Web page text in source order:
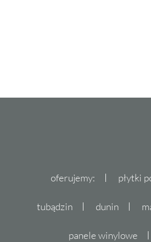
oferujemy: płytki
tubądzin dunin
panele winylowe